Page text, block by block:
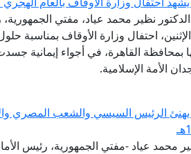
نظير محمد عياد، مفتي الجمهورية،
بمحافظة القاهرة، في أجواء إيمانية
الأمة الإسلامية.
الرئيس السيسي والشعب المصري
محمد عياد -مفتي الجمهورية، رئيس